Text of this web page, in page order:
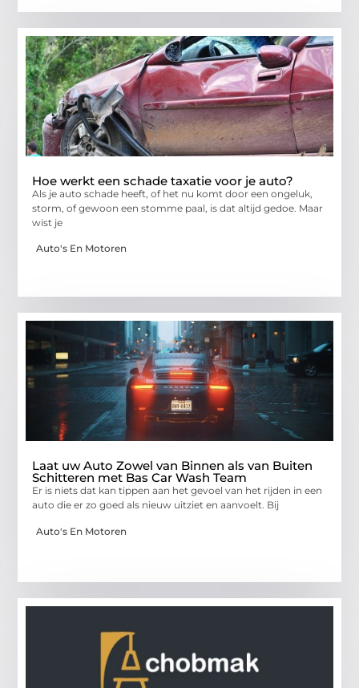
Hoe werkt een schade taxatie voor je auto?
Als je auto schade heeft, of het nu komt door een ongeluk,
storm, of gewoon een stomme paal, is dat altijd gedoe. Maar
wist je
Auto's En Motoren
Laat uw Auto Zowel van Binnen als van Buiten
Schitteren met Bas Car Wash Team
Er is niets dat kan tippen aan het gevoel van het rijden in een
auto die er zo goed als nieuw uitziet en aanvoelt. Bij
Auto's En Motoren